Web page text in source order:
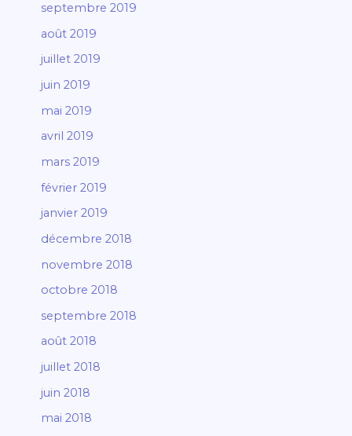
septembre 2019
août 2019
juillet 2019
juin 2019
mai 2019
avril 2019
mars 2019
février 2019
janvier 2019
décembre 2018
novembre 2018
octobre 2018
septembre 2018
août 2018
juillet 2018
juin 2018
mai 2018